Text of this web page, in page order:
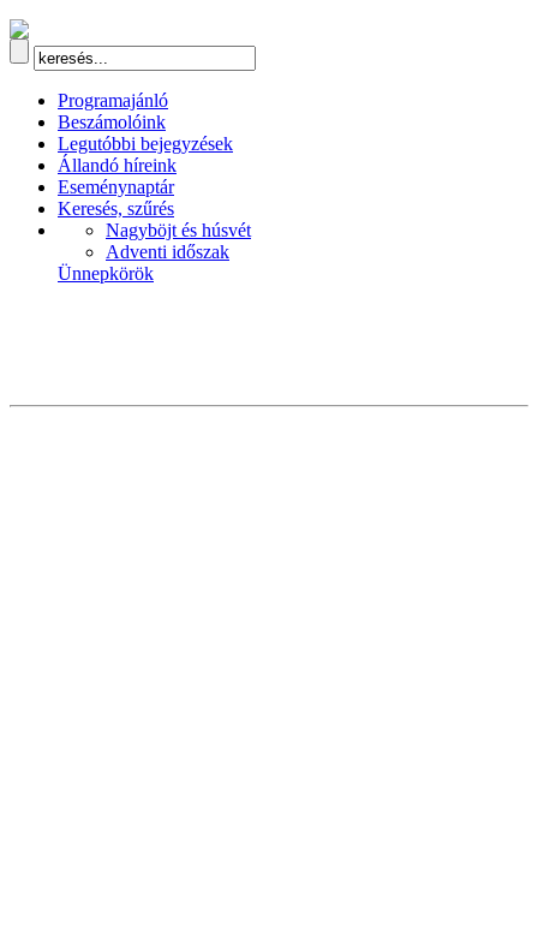
Programajánló
Beszámolóink
Legutóbbi bejegyzések
Állandó híreink
Eseménynaptár
Keresés, szűrés
Nagyböjt és húsvét
Adventi időszak
Ünnepkörök